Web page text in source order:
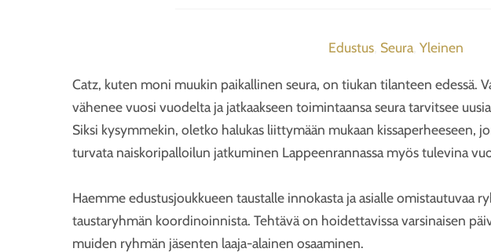
Edustus, Seura, Yleinen
Catz, kuten moni muukin paikallinen seura, on tiukan tilanteen edessä.
vähenee vuosi vuodelta ja jatkaakseen toimintaansa seura tarvitsee
Siksi kysymmekin, oletko halukas liittymään mukaan kissaperheeseen,
turvata naiskoripalloilun jatkuminen Lappeenrannassa myös tulevina
Haemme edustusjoukkueen taustalle innokasta ja asialle omistautuvaa
taustaryhmän koordinoinnista. Tehtävä on hoidettavissa varsinaisen
muiden ryhmän jäsenten laaja-alainen osaaminen.